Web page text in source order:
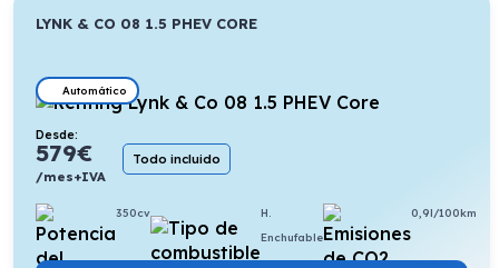
LYNK & CO 08 1.5 PHEV CORE
Automático
Desde:
579€
/mes+IVA
Todo incluido
350cv
H.
Enchufable
0,9l/100km